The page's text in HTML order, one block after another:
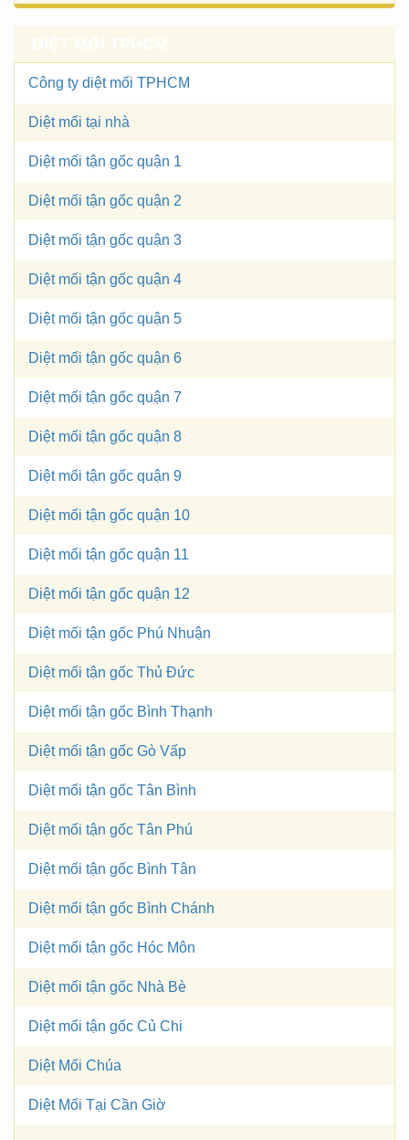
Công ty diệt mối TPHCM
Diệt mối tại nhà
Diệt mối tận gốc quận 1
Diệt mối tận gốc quận 2
Diệt mối tận gốc quận 3
Diệt mối tận gốc quận 4
Diệt mối tận gốc quận 5
Diệt mối tận gốc quận 6
Diệt mối tận gốc quận 7
Diệt mối tận gốc quận 8
Diệt mối tận gốc quận 9
Diệt mối tận gốc quận 10
Diệt mối tận gốc quận 11
Diệt mối tận gốc quận 12
Diệt mối tận gốc Phú Nhuận
Diệt mối tận gốc Thủ Đức
Diệt mối tận gốc Bình Thạnh
Diệt mối tận gốc Gò Vấp
Diệt mối tận gốc Tân Bình
Diệt mối tận gốc Tân Phú
Diệt mối tận gốc Bình Tân
Diệt mối tận gốc Bình Chánh
Diệt mối tận gốc Hóc Môn
Diệt mối tận gốc Nhà Bè
Diệt mối tận gốc Củ Chi
Diệt Mối Chúa
Diệt Mối Tại Cần Giờ
4 loại cây dễ trồng khiến muỗi “kinh sợ”…